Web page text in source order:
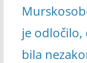
je odločilo,
bila